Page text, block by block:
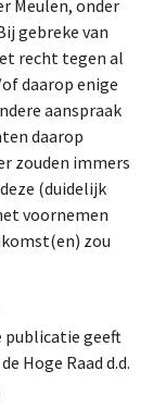
Meulen, onder
gebreke van
recht tegen al
daarop enige
aanspraak
daarop
zouden immers
(duidelijk
voornemen
zou
publicatie geeft
Hoge Raad d.d.